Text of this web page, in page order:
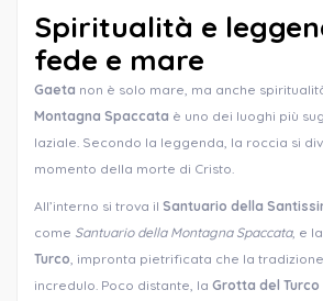
Spiritualità e
fede e mare
Gaeta non è solo mare, ma anche
Montagna Spaccata è uno dei luoghi più
laziale. Secondo la leggenda, la roccia si
momento della morte di Cristo.
All’interno si trova il Santuario della
come Santuario della Montagna Spaccata, e
Turco , impronta pietrificata che la
incredulo. Poco distante, la Grotta del Turco